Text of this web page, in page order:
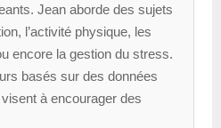
Jean aborde des sujets
l’activité physique, les
encore la gestion du stress.
basés sur des données
à encourager des